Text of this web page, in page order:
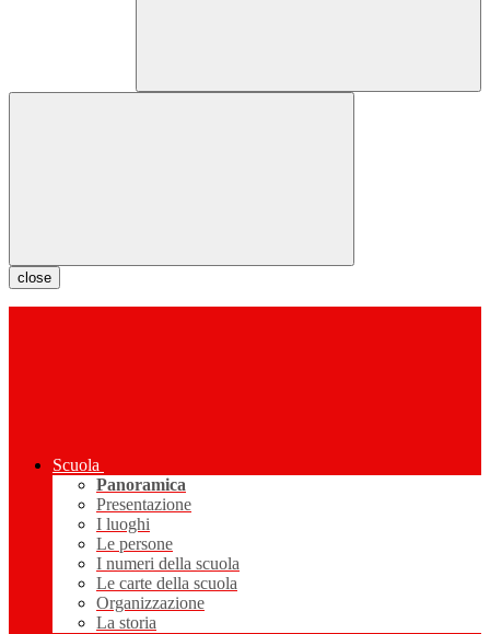
close
Scuola
Panoramica
Presentazione
I luoghi
Le persone
I numeri della scuola
Le carte della scuola
Organizzazione
La storia